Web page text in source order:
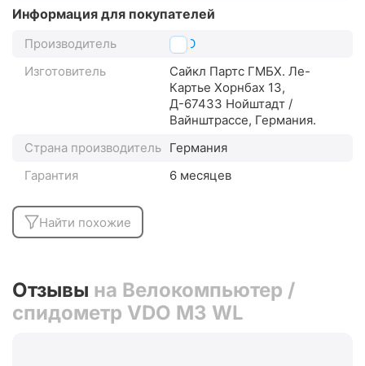
Информация для покупателей
Производитель
VDO
Изготовитель
Сайкл Партс ГМБХ. Ле-
Картье Хорнбах 13,
Д-67433 Нойштадт /
Вайнштрассе, Германия.
Страна производитель Германия
Гарантия
6 месяцев
Найти похожие
Отзывы на Велокомпьютер /
спидометр VDO M3 WL